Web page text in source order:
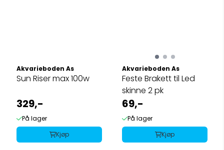
Akvarieboden As
Sun Riser max 100w
329,-
På lager
Kjøp
Akvarieboden As
Feste Brakett til Led
skinne 2 pk
69,-
På lager
Kjøp